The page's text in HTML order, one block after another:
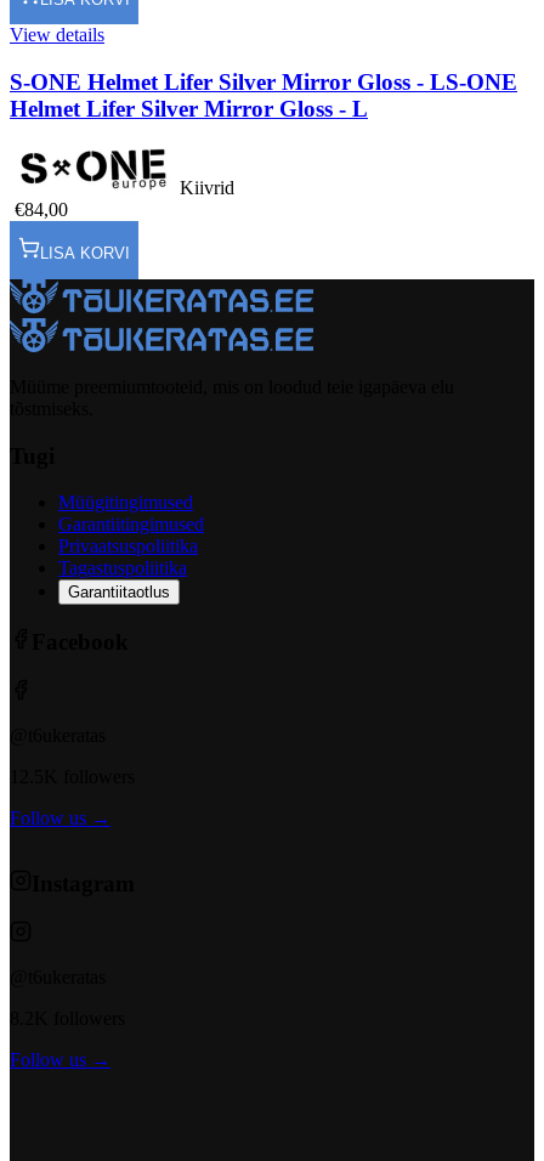
View details
S-ONE Helmet Lifer Silver Mirror Gloss - LS-ONE
Helmet Lifer Silver Mirror Gloss - L
Kiivrid
€84,00
LISA KORVI
Müügitingimused
Garantiitingimused
Privaatsuspoliitika
Tagastuspoliitika
Garantiitaotlus
Follow us →
Follow us →